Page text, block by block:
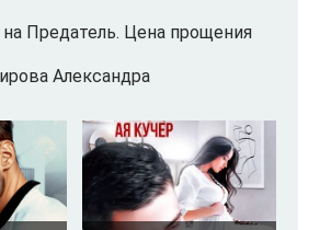
Предатель. Цена прощения
Александра